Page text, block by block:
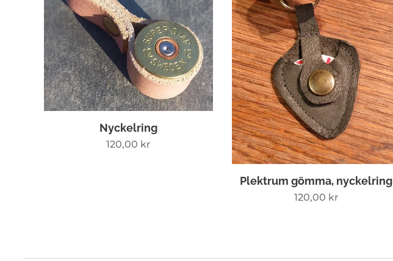
Nyckelring
120,00 kr
Plektrum gömma, nyckelring
120,00 kr